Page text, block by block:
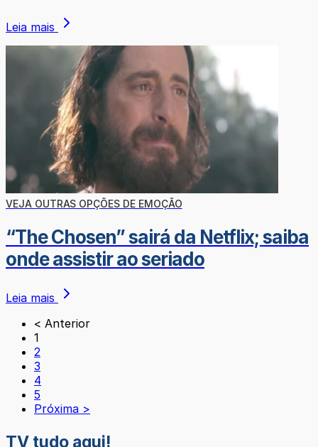
Leia mais
VEJA OUTRAS OPÇÕES DE EMOÇÃO
“The Chosen” sairá da Netflix; saiba
onde assistir ao seriado
Leia mais
< Anterior
1
2
3
4
5
Próxima >
TV tudo aqui!